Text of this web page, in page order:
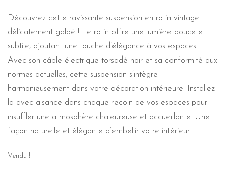
Découvrez cette ravissante suspension en rotin vintage
délicatement galbé ! Le rotin offre une lumière douce et
subtile, ajoutant une touche d’élégance à vos espaces.
Avec son câble électrique torsadé noir et sa conformité aux
normes actuelles, cette suspension s’intègre
harmonieusement dans votre décoration intérieure. Installez-
la avec aisance dans chaque recoin de vos espaces pour
insuffler une atmosphère chaleureuse et accueillante. Une
façon naturelle et élégante d’embellir votre intérieur !
Vendu !